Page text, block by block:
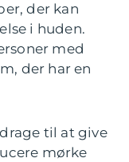
der kan
i huden.
med
der har en
til at give
mørke